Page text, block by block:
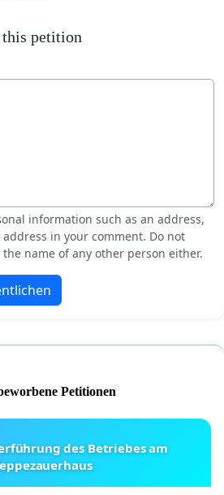
this petition
information such as an address,
in your comment. Do not
name of any other person either.
Petitionen
des Betriebes am